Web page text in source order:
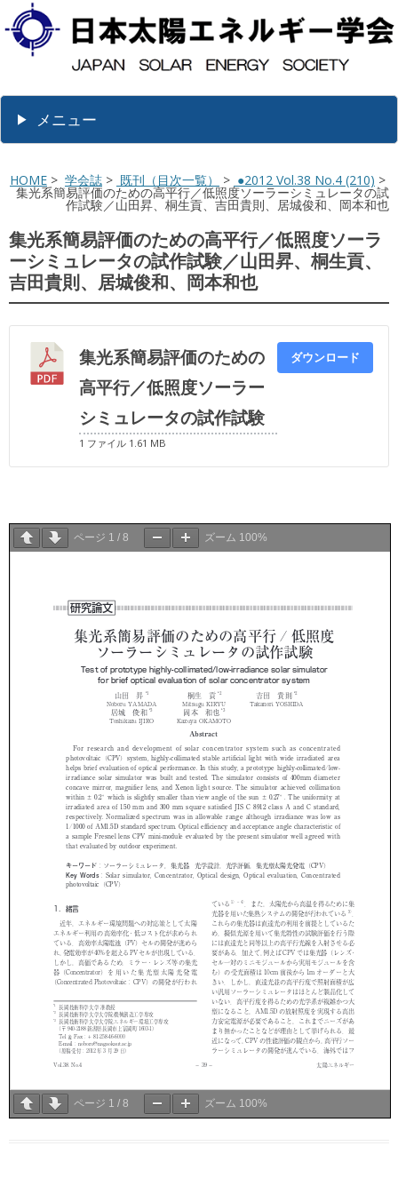
メニュー
HOME > 学会誌 > 既刊（目次一覧） > ●2012 Vol.38 No.4 (210) >
集光系簡易評価のための高平行／低照度ソーラーシミュレータの試
作試験／山田昇、桐生貢、吉田貴則、居城俊和、岡本和也
集光系簡易評価のための高平行／低照度ソーラ
ーシミュレータの試作試験／山田昇、桐生貢、
吉田貴則、居城俊和、岡本和也
集光系簡易評価のための
高平行／低照度ソーラー
シミュレータの試作試験
1 ファイル 1.61 MB
ダウンロード
ページ 1 / 8 ズーム 100%
ページ 1 / 8 ズーム 100%